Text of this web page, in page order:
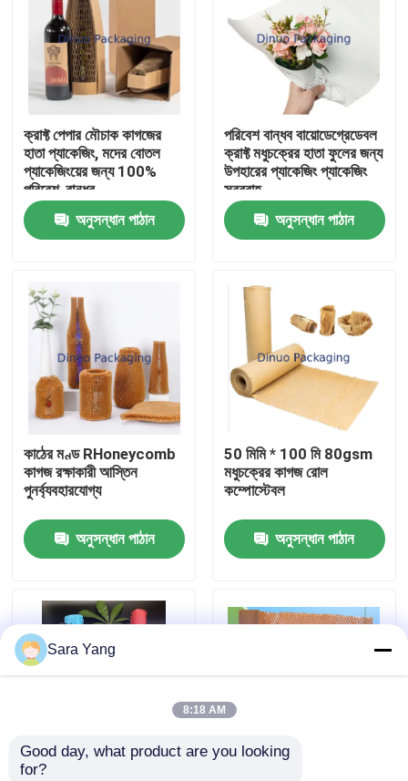
পণ্য
ভিডিও
আমাদের সম্পর্কে
কারখানা ভ্রমণ
মান নিয়ন্ত্রণ
আমাদের সাথে যোগাযোগ করুন
খবর
বুদ্বুদ মেইলিং ব্যাগ
ক্রাফ্ট পেপার মৌচাক কাগজের
হাতা প্যাকেজিং, মদের বোতল
প্যাকেজিংয়ের জন্য 100%
পরিবেশ-বান্ধব
অনুসন্ধান পাঠান
পরিবেশ বান্ধব বায়োডেগ্রেডেবল
ক্রাফ্ট মধুচক্রের হাতা ফুলের জন্য
উপহারের প্যাকেজিং প্যাকেজিং
সরবরাহ
অনুসন্ধান পাঠান
কাঠের মণ্ড RHoneycomb
কাগজ রক্ষাকারী আস্তিন
পুনর্ব্যবহারযোগ্য
অনুসন্ধান পাঠান
50 মিমি * 100 মি 80gsm
মধুচক্রের কাগজ রোল
কম্পোস্টেবল
অনুসন্ধান পাঠান
প্রিমিয়াম মধুচক্রের কাগজের
Sara Yang
8:18 AM
Good day, what product are you looking
for?